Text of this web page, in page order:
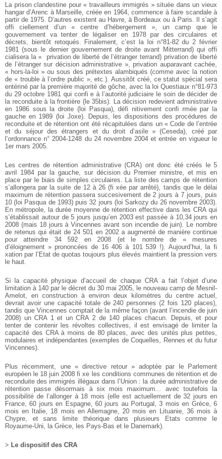
La prison clandestine pour « travailleurs immigrés » située dans un vieux
hangar d’Arenc à Marseille, créée en 1964, commence à faire scandale à
partir de 1975. D’autres existent au Havre, à Bordeaux ou à Paris. Il s’agit
offi ciellement d’un « centre d’hébergement », un camp que le
gouvernement va tenter de légaliser en 1978 par des circulaires et
décrets,
bientôt retoqués. Finalement, c’est la loi n°81-82 du 2 février
1981 (sous le dernier gouvernement de droite avant Mitterrand)qui offi
cialisera la «
privation de liberté de l’étranger terrand) privation de liberté
de l’étranger sur décision administrative », privation auparavant cachée,
« hors-la-loi » ou sous des prétextes alambiqués (comme avec la notion
de « trouble à l’ordre public », etc.). Aussitôt créé, cestatut spécial sera
entériné par la première majorité de gôche, avec la loi Questiaux n°81-973
du 29 octobre 1981 qui confi e à l’autorité judiciaire le soin de décider de
la reconduite à lafrontière (le 35bis). La décision redevient administrative
en 1986 sous la droite (loi Pasqua), défi nitivement confi rméepar la
gauche en 1989 (loi Joxe). Depuis, les dispositions des procédures de
reconduite et de rétention ont été récapitulées dans un « Code de l’entrée
et du séjour des étrangers et du droit d’asile » (Ceseda), créé par
l’ordonnance n° 2004-1248 du 24novembre 2004 et entrée en vigueur le
1er mars 2005.
Les centres de rétention administrative (CRA) ont donc étécréés le 5
avril 1984 par la gauche, sur décision du Premier ministre, et mis en
place par le biais de simples circulaires. Laliste des camps de rétention
s’allongera par la suite de 12 à 26(fi xée par arrêté), tandis que le délai
maximum de rétentionpassera succesivement de 2 jours à 7 jours, puis
10 (loi Pasqua de 1993) puis 32 jours (loi Sarkozy du 26 novembre 2003).
En métropole, la durée moyenne de rétention effective dans les CRA qui
s’établissait autour de 5 jours jusqu’en 2003 est passée à 10,34 jours en
2008 (mais 18 jours à Vincennes avant son incendie de juin). Le nombre
de retenus qui était de 24 501 en 2002 a augmenté de manière continue
pour atteindre 34 592 en 2008 (et le nombre de « mesures
d’éloignement »prononcées de 16 406 à 101 539 !). Aujourd’hui, la fi
xation par l’Etat de quotas toujours plus élevés maintient la pressionvers
le haut.
Si la capacité physique d’accueil de chaque CRA a fait l’objetd’une
limitation à 140 par le décret du 30 mai 2005, le nouveau camp de Mesnil-
Amelot, en construction à environ deux kilomètres du centre actuel,
devrait avoir une capacité totalede 240 personnes (2 fois 120 places),
tandis que Vincennes comptait de la même façon (avant l’incendie de juin
2008) unCRA 1 et un CRA 2 de 140 places chacun. Depuis, et pour
tenter de contenir les révoltes collectives, il est envisagé de limiter la
capacité des CRA à moins de 80 places, avec des unités plus petites,
modulaires et indépendantes (exemples de Coquelles, Rennes et du futur
Vincennes).
Plus récemment, une « directive retour » adoptée par leParlement
européen le 18 juin 2008 fi xe les conditions communes de rétention et de
reconduite des immigrés illégaux dans l’Union : la durée administrative de
rétention passe désormais à six mois maximum... avec toutefois la
possibilité de l’allonger à 18 mois (elle est actuellement de 32 jours en
France, 60 jours en Espagne, 60 jours au Portugal, 3 mois en Grèce, 6
mois en Italie, 18 mois en Allemagne, 20 mois en Lituanie, 36 mois à
Chypre, et sans limite théorique dans plusieurs Etats comme le
Royaume-Uni, la Grèce, les Pays-Bas et le Danemark).
> Le dispositif des CRA